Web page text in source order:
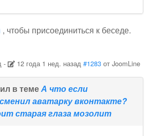
, чтобы присоединиться к беседе.
- 12 года 1 нед. назад #1283 отJoomLine
в темеА что если
аватарку вконтакте?
старая глаза мозолит